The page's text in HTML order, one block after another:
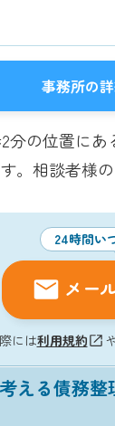
事務所の
の位置に
。相談者様
24時間い
メー
には利用規約
える債務